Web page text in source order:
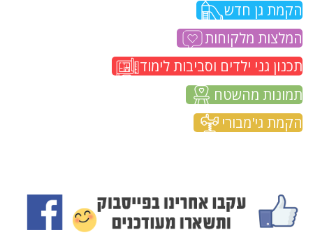
הקמת גן חדש
המלצות מלקוחות
תכנון גני ילדים וסביבות לימוד
תמונות מהשטח
הקמת גי'מבורי